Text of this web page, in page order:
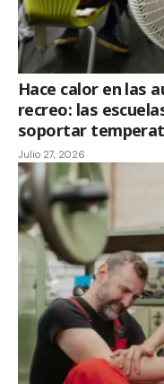
Hace calor en las
recreo: las
soportar
Julio 27, 2026